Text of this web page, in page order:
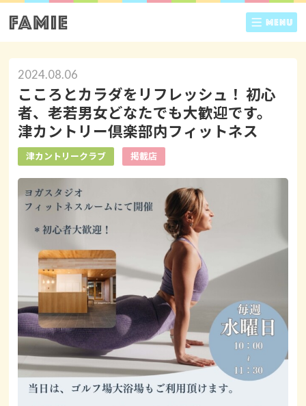
2024.08.06
こころとカラダをリフレッシュ！ 初心
者、老若男女どなたでも大歓迎です。
津カントリー倶楽部内フィットネス
津カントリークラブ 掲載店